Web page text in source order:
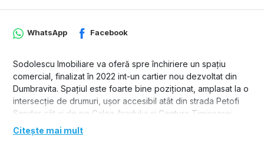
WhatsApp Facebook
Sodolescu Imobiliare va oferă spre închiriere un spațiu
comercial, finalizat în 2022 int-un cartier nou dezvoltat din
Dumbravita. Spațiul este foarte bine poziționat, amplasat la o
intersecție de drumuri, ușor accesibil atât din strada Petofi
Sandor cât și de pe Calea Aradului și Centura Timișoarei,
fiind în zona Străzii Mureș cu Petre Tutea Spațiu se pretează
pentru farmacii, sediu bancar, cabinet medical, birouri, centru
Citește mai mult